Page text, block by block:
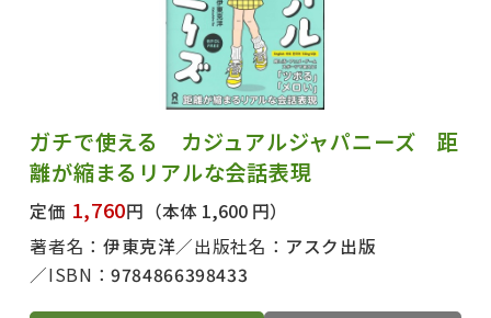
ガチで使える カジュアルジャパニーズ 距
離が縮まるリアルな会話表現
定価 1,760円 （本体 1,600 円）
著者名： 伊東克洋 出版社名： アスク出版
ISBN：9784866398433